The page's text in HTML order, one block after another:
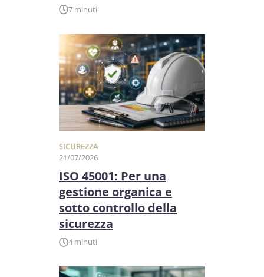
7 minuti
SICUREZZA
21/07/2026
ISO 45001: Per una
gestione organica e
sotto controllo della
sicurezza
4 minuti